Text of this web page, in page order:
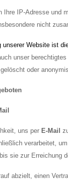
Ihre IP-Adresse und
nicht
unserer Website ist
unser
oder
uns per E-Mail
verarbeitet,
sie zur Erreichung
abzielt, einen